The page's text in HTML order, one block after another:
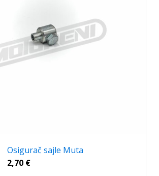
Osigurač sajle Muta
2,70 €